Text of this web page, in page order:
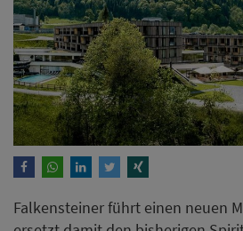
Falkensteiner führt einen neuen